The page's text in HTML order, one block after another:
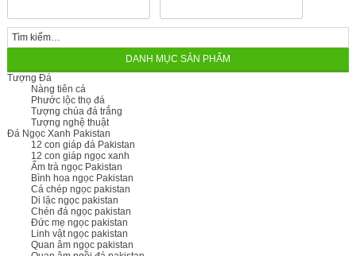
DANH MỤC SẢN PHẨM
Tượng Đá
Nàng tiên cá
Phước lộc thọ đá
Tượng chúa đá trắng
Tượng nghệ thuật
Đá Ngọc Xanh Pakistan
12 con giáp đá Pakistan
12 con giáp ngọc xanh
Ấm trà ngọc Pakistan
Bình hoa ngọc Pakistan
Cá chép ngọc pakistan
Di lặc ngọc pakistan
Chén đá ngọc pakistan
Đức mẹ ngọc pakistan
Linh vật ngọc pakistan
Quan âm ngọc pakistan